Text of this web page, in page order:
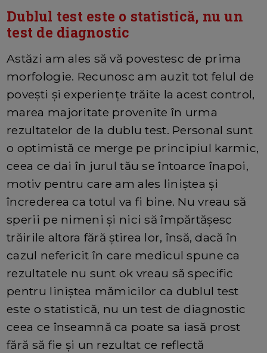
Dublul test este o statistică, nu un
test de diagnostic
Astăzi am ales să vă povestesc de prima
morfologie. Recunosc am auzit tot felul de
povești și experiențe trăite la acest control,
marea majoritate provenite în urma
rezultatelor de la dublu test. Personal sunt
o optimistă ce merge pe principiul karmic,
ceea ce dai în jurul tău se întoarce înapoi,
motiv pentru care am ales liniștea și
încrederea ca totul va fi bine. Nu vreau să
sperii pe nimeni și nici să împărtășesc
trăirile altora fără știrea lor, însă, dacă în
cazul nefericit în care medicul spune ca
rezultatele nu sunt ok vreau să specific
pentru liniștea mămicilor ca dublul test
este o statistică, nu un test de diagnostic
ceea ce înseamnă ca poate sa iasă prost
fără să fie și un rezultat ce reflectă